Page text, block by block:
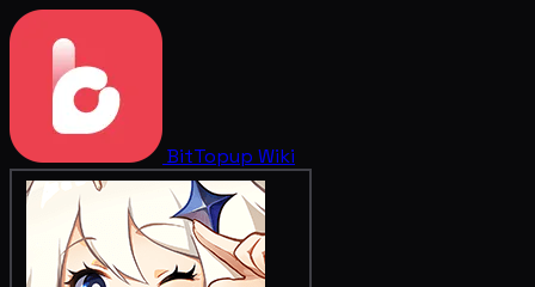
BitTopup Wiki